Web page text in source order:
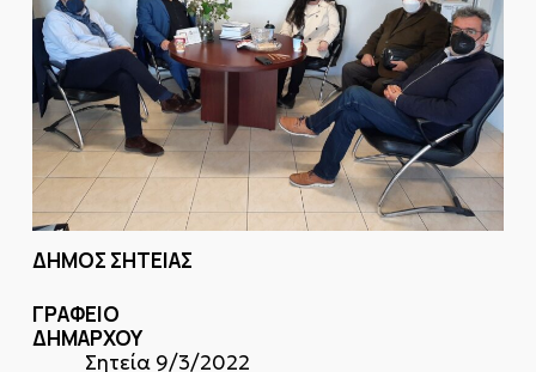
ΔΗΜΟΣ ΣΗΤΕΙΑΣ
ΓΡΑΦΕΙΟ
ΔΗΜΑΡΧΟΥ
Σητεία 9/3/2022